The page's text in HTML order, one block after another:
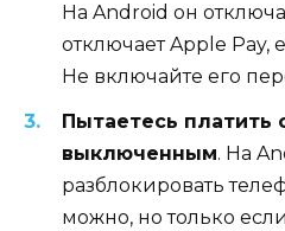
На Android он
отключает Apple Pay,
Не включайте его
Пытаетесь платить
выключенным. На
разблокировать
можно, но только